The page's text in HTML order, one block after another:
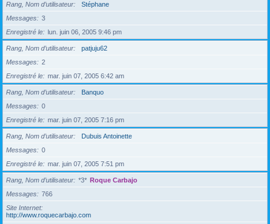
Rang, Nom d’utilisateur
Stéphane
Messages
3
Enregistré le
lun. juin 06, 2005 9:46 pm
Rang, Nom d’utilisateur
patjuju62
Messages
2
Enregistré le
mar. juin 07, 2005 6:42 am
Rang, Nom d’utilisateur
Banquo
Messages
0
Enregistré le
mar. juin 07, 2005 7:16 pm
Rang, Nom d’utilisateur
Dubuis Antoinette
Messages
0
Enregistré le
mar. juin 07, 2005 7:51 pm
Rang, Nom d’utilisateur *3* Roque Carbajo
Messages
766
Site Internet
http://www.roquecarbajo.com